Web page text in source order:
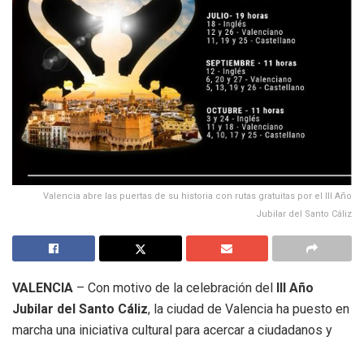
Valencia abre las puertas de su historia con rutas gratuitas por el III Año
Jubilar del Santo Cáliz
VALENCIA – Con motivo de la celebración del III Año
Jubilar del Santo Cáliz, la ciudad de Valencia ha puesto en
marcha una iniciativa cultural para acercar a ciudadanos y